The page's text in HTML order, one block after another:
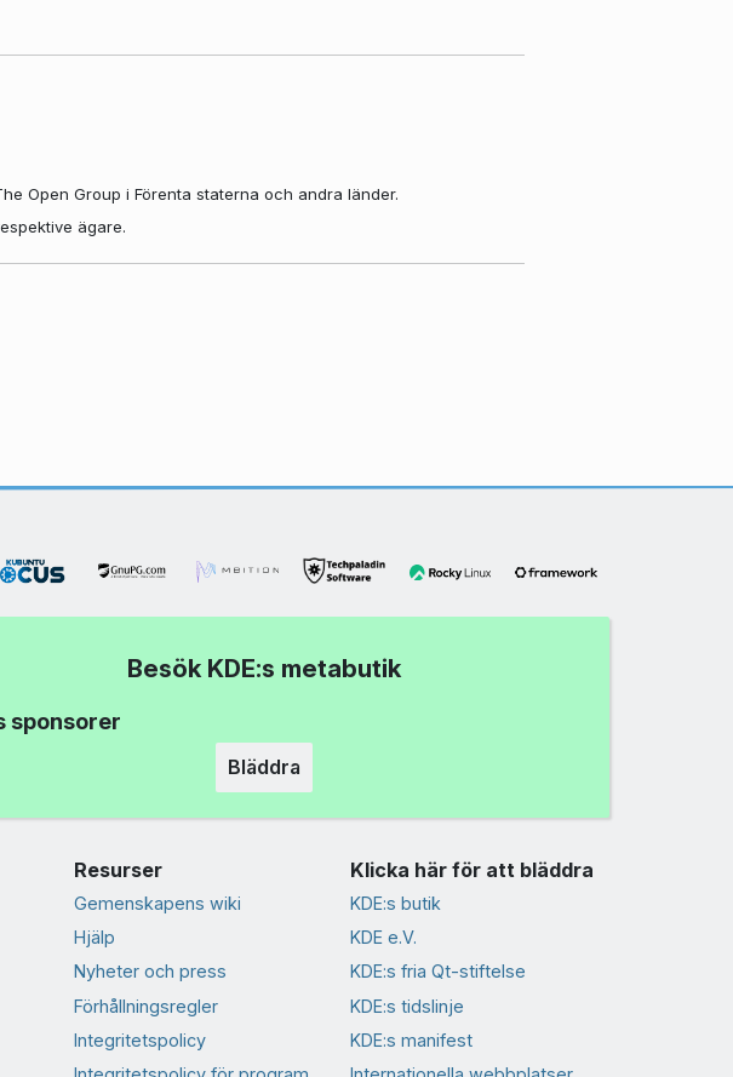
Open Group i Förenta staterna och andra länder.
ägare.
Besök KDE:s metabutik
sponsorer
Bläddra
Resurser
Gemenskapens wiki
Hjälp
Nyheter och press
Förhållningsregler
Integritetspolicy
Klicka här för att bläddra
KDE:s butik
KDE e.V.
KDE:s fria Qt-stiftelse
KDE:s tidslinje
KDE:s manifest